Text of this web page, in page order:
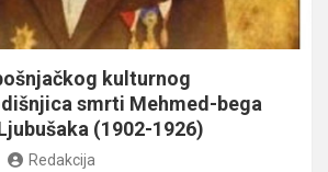
kulturnog
smrti Mehmed-bega
(1902-1926)
Redakcija